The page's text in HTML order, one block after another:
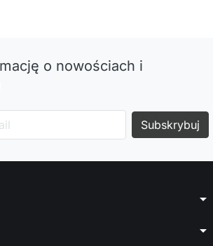
o nowościach i
arrow_drop_down
arrow_drop_down